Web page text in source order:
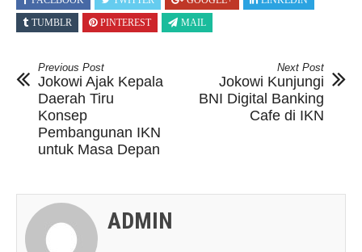
TUMBLR
PINTEREST MAIL
Previous Post
Jokowi Ajak Kepala
Daerah Tiru
Konsep
Pembangunan IKN
untuk Masa Depan
Next Post
Jokowi Kunjungi
BNI Digital Banking
Cafe di IKN
ADMIN